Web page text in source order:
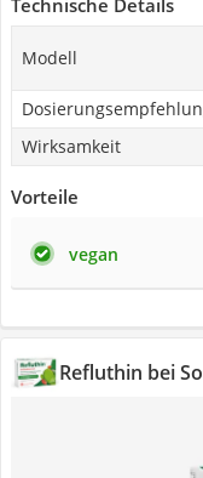
Technische Details
Modell
Wirksamkeit
Vorteile
vegan
Refluthin bei